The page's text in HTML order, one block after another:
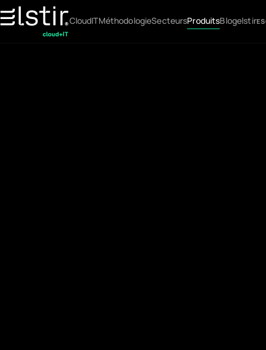
CloudITMéthodologieSecteursProduitsBlogelstirES